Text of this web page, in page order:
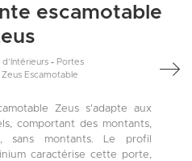
escamotable
- Portes
Zeus Escamotable
Zeus s'adapte aux
comportant des montants,
montants. Le profil
caractérise cette porte,